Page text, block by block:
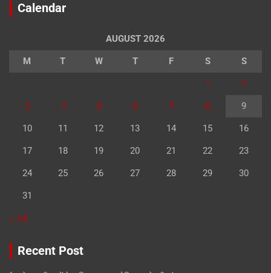
Calendar
AUGUST 2026
M T W T F S S
1 2
3 4 5 6 7 8 9
10 11 12 13 14 15 16
17 18 19 20 21 22 23
24 25 26 27 28 29 30
31
« Jul
Recent Post